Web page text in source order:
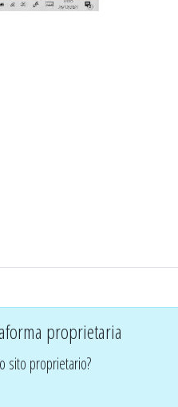
proprietaria
sito proprietario?